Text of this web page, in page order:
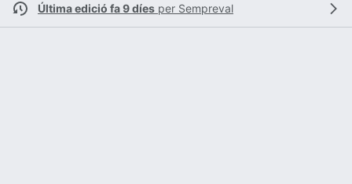
Última edició fa 9 díes per Sempreval